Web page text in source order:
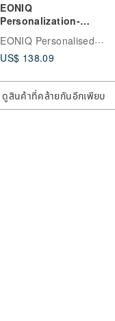
EONIQ
Personalization-
leather short wallet-
Free engraving for
EONIQ Personalised Mechanical Watch
US$ 138.09
ดูสินค้าที่คล้ายกันอีกเพียบ